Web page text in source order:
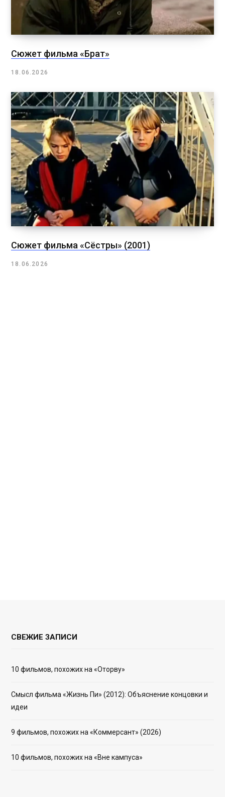
Сюжет фильма «Брат»
18.06.2026
Сюжет фильма «Сёстры» (2001)
18.06.2026
СВЕЖИЕ ЗАПИСИ
10 фильмов, похожих на «Оторву»
Смысл фильма «Жизнь Пи» (2012): Объяснение концовки и
идеи
9 фильмов, похожих на «Коммерсант» (2026)
10 фильмов, похожих на «Вне кампуса»